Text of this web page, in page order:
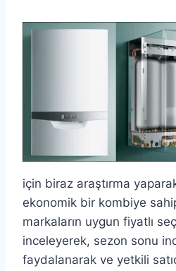
için biraz araştırma
ekonomik bir kombiye
markaların uygun fiyatlı
inceleyerek, sezon sonu
faydalanarak ve yetkili